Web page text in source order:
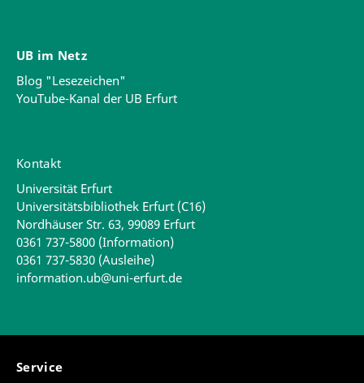
UB im Netz
Blog "Lesezeichen"
YouTube-Kanal der UB Erfurt
Kontakt
Universität Erfurt
Universitätsbibliothek Erfurt (C16)
Nordhäuser Str. 63, 99089 Erfurt
0361 737-5800 (Information)
0361 737-5830 (Ausleihe)
information.ub@uni-erfurt.de
Service